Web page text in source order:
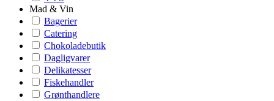
Mad & Vin
Bagerier
Catering
Chokoladebutik
Dagligvarer
Delikatesser
Fiskehandler
Grønthandlere